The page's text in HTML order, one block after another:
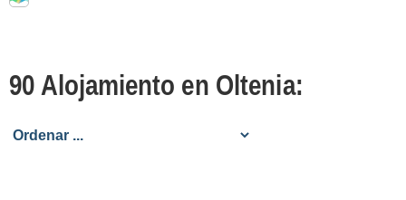
90 Alojamiento en Oltenia:
específico
Baia de Aramă [1]
Beharca [1]